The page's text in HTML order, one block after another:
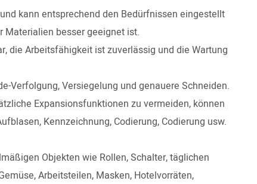
kann entsprechend den Bedürfnissen eingestellt
Materialien besser geeignet ist.
die Arbeitsfähigkeit ist zuverlässig und die Wartung
Verfolgung, Versiegelung und genauere Schneiden.
Expansionsfunktionen zu vermeiden, können
Kennzeichnung, Codierung, Codierung usw.
Objekten wie Rollen, Schalter, täglichen
Arbeitsteilen, Masken, Hotelvorräten,